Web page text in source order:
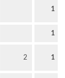
1
1
2 1